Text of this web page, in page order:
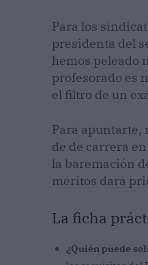
Para los
presidenta del
hemos peleado
profesorado es
el filtro de un
Para apuntarte,
de de carrera
la baremación
méritos dará
La ficha
¿Quién puede